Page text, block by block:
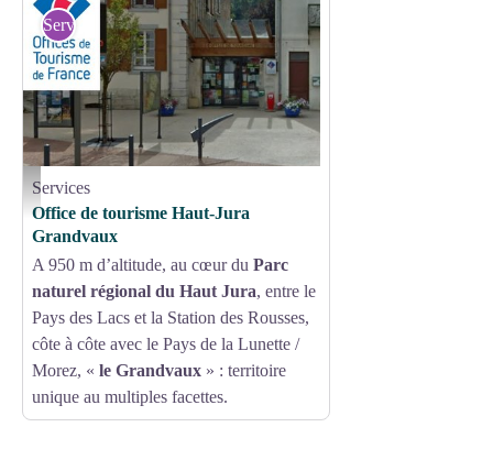
Office du tourisme Haut-Jura Grandvaux - OT Haut-Jura Grandvaux
Services
Services
Office de tourisme Haut-Jura
Grandvaux
A 950 m d’altitude, au cœur du Parc
naturel régional du Haut Jura, entre le
Pays des Lacs et la Station des Rousses,
côte à côte avec le Pays de la Lunette /
Morez, « le Grandvaux » : territoire
unique au multiples facettes.